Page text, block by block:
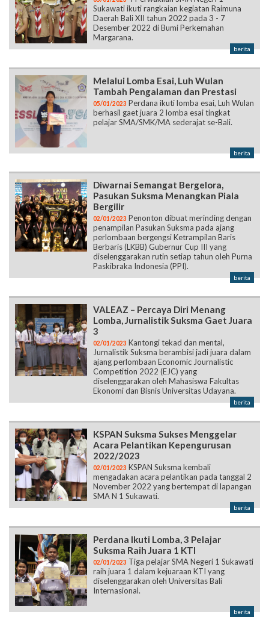
Sukawati ikuti rangkaian kegiatan Raimuna
Daerah Bali XII tahun 2022 pada 3 - 7
Desember 2022 di Bumi Perkemahan
Margarana.
berita
Melalui Lomba Esai, Luh Wulan
Tambah Pengalaman dan Prestasi
05/01/2023 Perdana ikuti lomba esai, Luh Wulan
berhasil gaet juara 2 lomba esai tingkat
pelajar SMA/SMK/MA sederajat se-Bali.
berita
Diwarnai Semangat Bergelora,
Pasukan Suksma Menangkan Piala
Bergilir
02/01/2023 Penonton dibuat merinding dengan
penampilan Pasukan Suksma pada ajang
perlombaan bergengsi Ketrampilan Baris
Berbaris (LKBB) Gubernur Cup III yang
diselenggarakan rutin setiap tahun oleh Purna
Paskibraka Indonesia (PPI).
berita
VALEAZ – Percaya Diri Menang
Lomba, Jurnalistik Suksma Gaet Juara
3
02/01/2023 Kantongi tekad dan mental,
Jurnalistik Suksma berambisi jadi juara dalam
ajang perlombaan Economic Journalistic
Competition 2022 (EJC) yang
diselenggarakan oleh Mahasiswa Fakultas
Ekonomi dan Bisnis Universitas Udayana.
berita
KSPAN Suksma Sukses Menggelar
Acara Pelantikan Kepengurusan
2022/2023
02/01/2023 KSPAN Suksma kembali
mengadakan acara pelantikan pada tanggal 2
November 2022 yang bertempat di lapangan
SMA N 1 Sukawati.
berita
Perdana Ikuti Lomba, 3 Pelajar
Suksma Raih Juara 1 KTI
02/01/2023 Tiga pelajar SMA Negeri 1 Sukawati
raih juara 1 dalam kejuaraan KTI yang
diselenggarakan oleh Universitas Bali
Internasional.
berita